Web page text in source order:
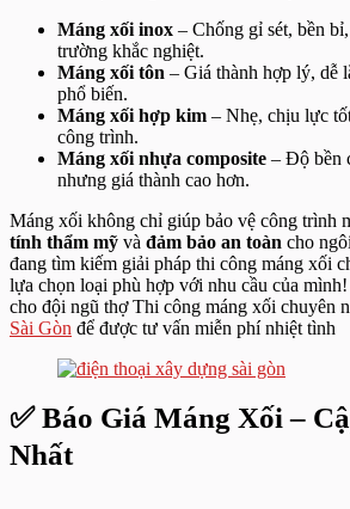
Máng xối inox – Chống gỉ sét, bền
trường khắc nghiệt.
Máng xối tôn – Giá thành hợp lý, dễ
phổ biến.
Máng xối hợp kim – Nhẹ, chịu lực
công trình.
Máng xối nhựa composite – Độ bền
nhưng giá thành cao hơn.
Máng xối không chỉ giúp bảo vệ công trình
tính thẩm mỹ và đảm bảo an toàn cho
đang tìm kiếm giải pháp thi công máng xối
lựa chọn loại phù hợp với nhu cầu của
cho đội ngũ thợ Thi công máng xối chuyên
Sài Gòn để được tư vấn miễn phí nhiệt tình
✅Báo Giá Máng Xối –
Nhất